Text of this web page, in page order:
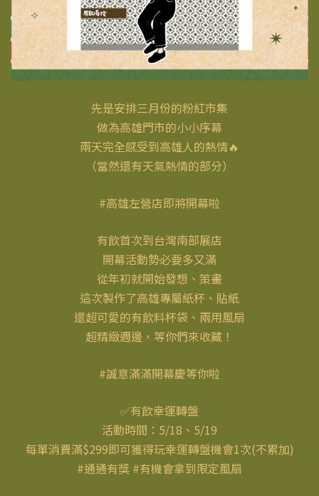
先是安排三月份的粉紅市集
做為高雄門市的小小序幕
兩天完全感受到高雄人的熱情🔥
（當然還有天氣熱情的部分）
#高雄左營店即將開幕啦
有飲首次到台灣南部展店
開幕活動勢必要多又滿
從年初就開始發想、策畫
這次製作了高雄專屬紙杯、貼紙
還超可愛的有飲料杯袋、兩用風扇
超精緻週邊，等你們來收藏！
#誠意滿滿開幕慶等你啦
✅有飲幸運轉盤
活動時間：5/18、5/19
每單消費滿$299即可獲得玩幸運轉盤機會1次(不累加)
#通通有獎 #有機會拿到限定風扇